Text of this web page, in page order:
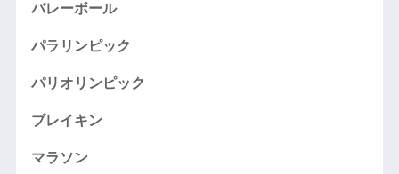
バレーボール
パラリンピック
パリオリンピック
ブレイキン
マラソン